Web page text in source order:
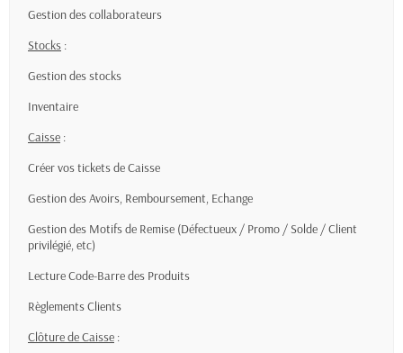
Gestion des collaborateurs
Stocks :
Gestion des stocks
Inventaire
Caisse :
Créer vos tickets de Caisse
Gestion des Avoirs, Remboursement, Echange
Gestion des Motifs de Remise (Défectueux / Promo / Solde / Client
privilégié, etc)
Lecture Code-Barre des Produits
Règlements Clients
Clôture de Caisse :